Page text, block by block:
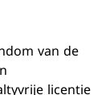
van de
licentie